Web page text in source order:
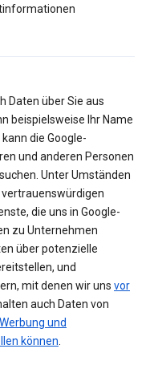
Daten über Sie aus
beispielsweise Ihr Name
die Google-
und anderen Personen
Unter Umständen
die uns in Google-
zu Unternehmen
über potenzielle
und
mit denen wir uns vor
auch Daten von
und
können